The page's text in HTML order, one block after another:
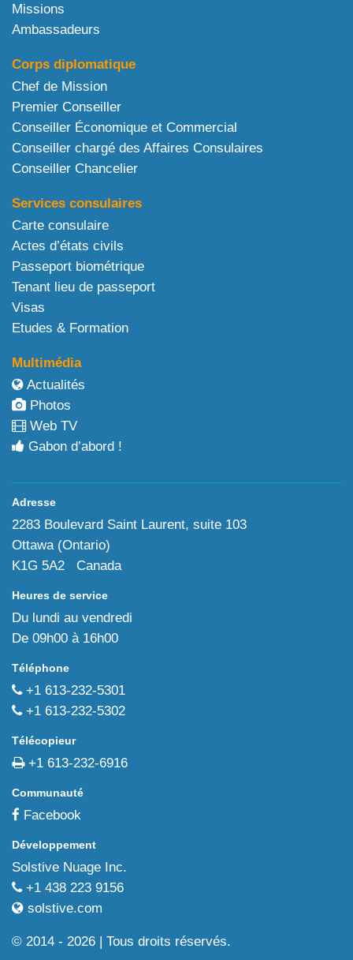
Missions
Ambassadeurs
Corps diplomatique
Chef de Mission
Premier Conseiller
Conseiller Économique et Commercial
Conseiller chargé des Affaires Consulaires
Conseiller Chancelier
Services consulaires
Carte consulaire
Actes d’états civils
Passeport biométrique
Tenant lieu de passeport
Visas
Etudes & Formation
Multimédia
Actualités
Photos
Web TV
Gabon d’abord !
Adresse
2283 Boulevard Saint Laurent, suite 103
Ottawa (Ontario)
K1G 5A2 Canada
Heures de service
Du lundi au vendredi
De 09h00 à 16h00
Téléphone
+1 613-232-5301
+1 613-232-5302
Télécopieur
+1 613-232-6916
Communauté
Facebook
Développement
Solstive Nuage Inc.
+1 438 223 9156
solstive.com
© 2014 - 2026 | Tous droits réservés.